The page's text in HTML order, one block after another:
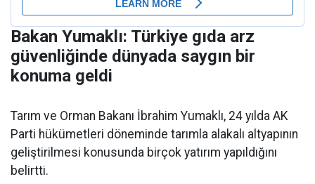
Bakan Yumaklı: Türkiye gıda arz
güvenliğinde dünyada saygın bir
konuma geldi
Tarım ve Orman Bakanı İbrahim Yumaklı, 24 yılda AK
Parti hükümetleri döneminde tarımla alakalı altyapının
geliştirilmesi konusunda birçok yatırım yapıldığını
belirtti.